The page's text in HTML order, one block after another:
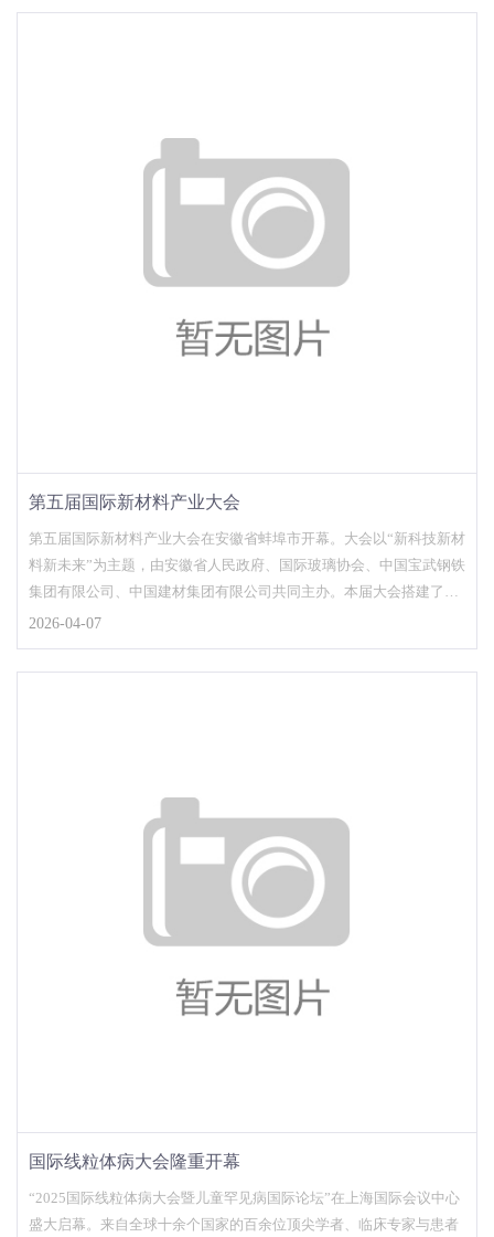
第五届国际新材料产业大会
第五届国际新材料产业大会在安徽省蚌埠市开幕。大会以“新科技新材
料新未来”为主题，由安徽省人民政府、国际玻璃协会、中国宝武钢铁
集团有限公司、中国建材集团有限公司共同主办。本届大会搭建了全
球新材料领域协同...
2026-04-07
国际线粒体病大会隆重开幕
“2025国际线粒体病大会暨儿童罕见病国际论坛”在上海国际会议中心
盛大启幕。来自全球十余个国家的百余位顶尖学者、临床专家与患者